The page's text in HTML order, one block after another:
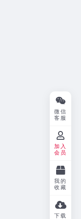
微信
客服
加入
会员
我的
收藏
下载